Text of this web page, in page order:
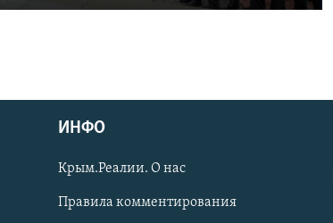
ИНФО
Крым.Реалии. О нас
Правила комментирования